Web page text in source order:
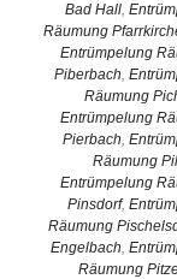
Bad Hall,
Räumung
Entrümpelung
Piberbach,
Räumung
Entrümpelung
Pierbach,
Räumung
Entrümpelung
Pinsdorf,
Räumung
Engelbach,
Räumung